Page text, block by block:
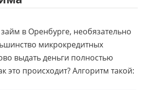
в Оренбурге, необязательно
микрокредитных
выдать деньги полностью
это происходит? Алгоритм такой: